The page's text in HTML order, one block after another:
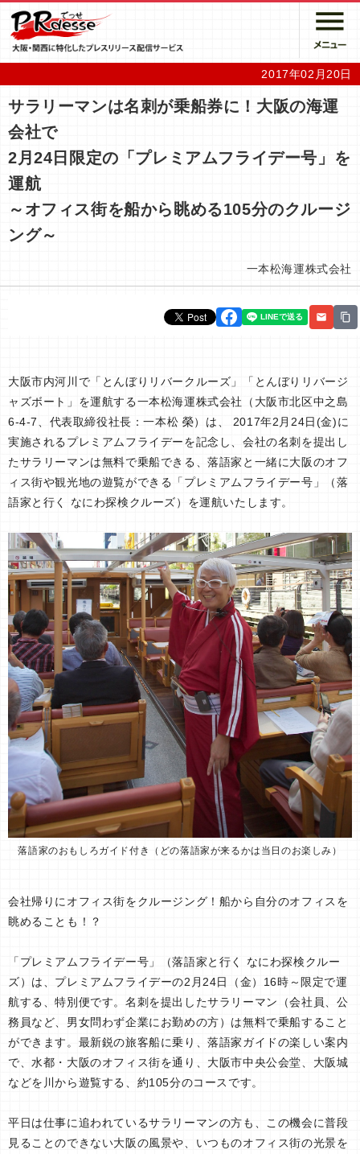
2017年02月20日
サラリーマンは名刺が乗船券に！大阪の海運
会社で
2月24日限定の「プレミアムフライデー号」を
運航
～オフィス街を船から眺める105分のクルージ
ング～
一本松海運株式会社
大阪市内河川で「とんぼりリバークルーズ」「とんぼりリバージ
ャズボート」を運航する一本松海運株式会社（大阪市北区中之島
6-4-7、代表取締役社長：一本松 榮）は、 2017年2月24日(金)に
実施されるプレミアムフライデーを記念し、会社の名刺を提出し
たサラリーマンは無料で乗船できる、落語家と一緒に大阪のオフ
ィス街や観光地の遊覧ができる「プレミアムフライデー号」（落
語家と行く なにわ探検クルーズ）を運航いたします。
落語家のおもしろガイド付き（どの落語家が来るかは当日のお楽しみ）
会社帰りにオフィス街をクルージング！船から自分のオフィスを
眺めることも！？
「プレミアムフライデー号」（落語家と行く なにわ探検クルー
ズ）は、プレミアムフライデーの2月24日（金）16時～限定で運
航する、特別便です。名刺を提出したサラリーマン（会社員、公
務員など、男女問わず企業にお勤めの方）は無料で乗船すること
ができます。最新鋭の旅客船に乗り、落語家ガイドの楽しい案内
で、水都・大阪のオフィス街を通り、大阪市中央公会堂、大阪城
などを川から遊覧する、約105分のコースです。
平日は仕事に追われているサラリーマンの方も、この機会に普段
見ることのできない大阪の風景や、いつものオフィス街の光景を